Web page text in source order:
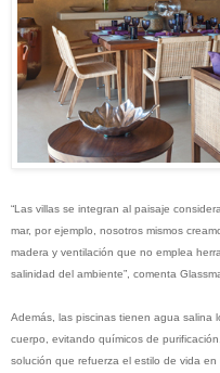
“Las villas se integran al paisaje
mar, por ejemplo, nosotros mismos
madera y ventilación que no emplea
salinidad del ambiente”, comenta
Además, las piscinas tienen agua salina
cuerpo, evitando químicos de
solución que refuerza el estilo de vida en